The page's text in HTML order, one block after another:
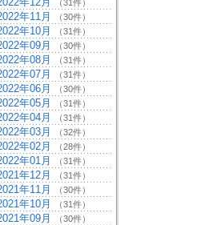
（31件）
年11月 （30件）
年10月 （31件）
年09月 （30件）
年08月 （31件）
年07月 （31件）
年06月 （30件）
年05月 （31件）
年04月 （31件）
年03月 （32件）
年02月 （28件）
年01月 （31件）
年12月 （31件）
年11月 （30件）
年10月 （31件）
年09月 （30件）